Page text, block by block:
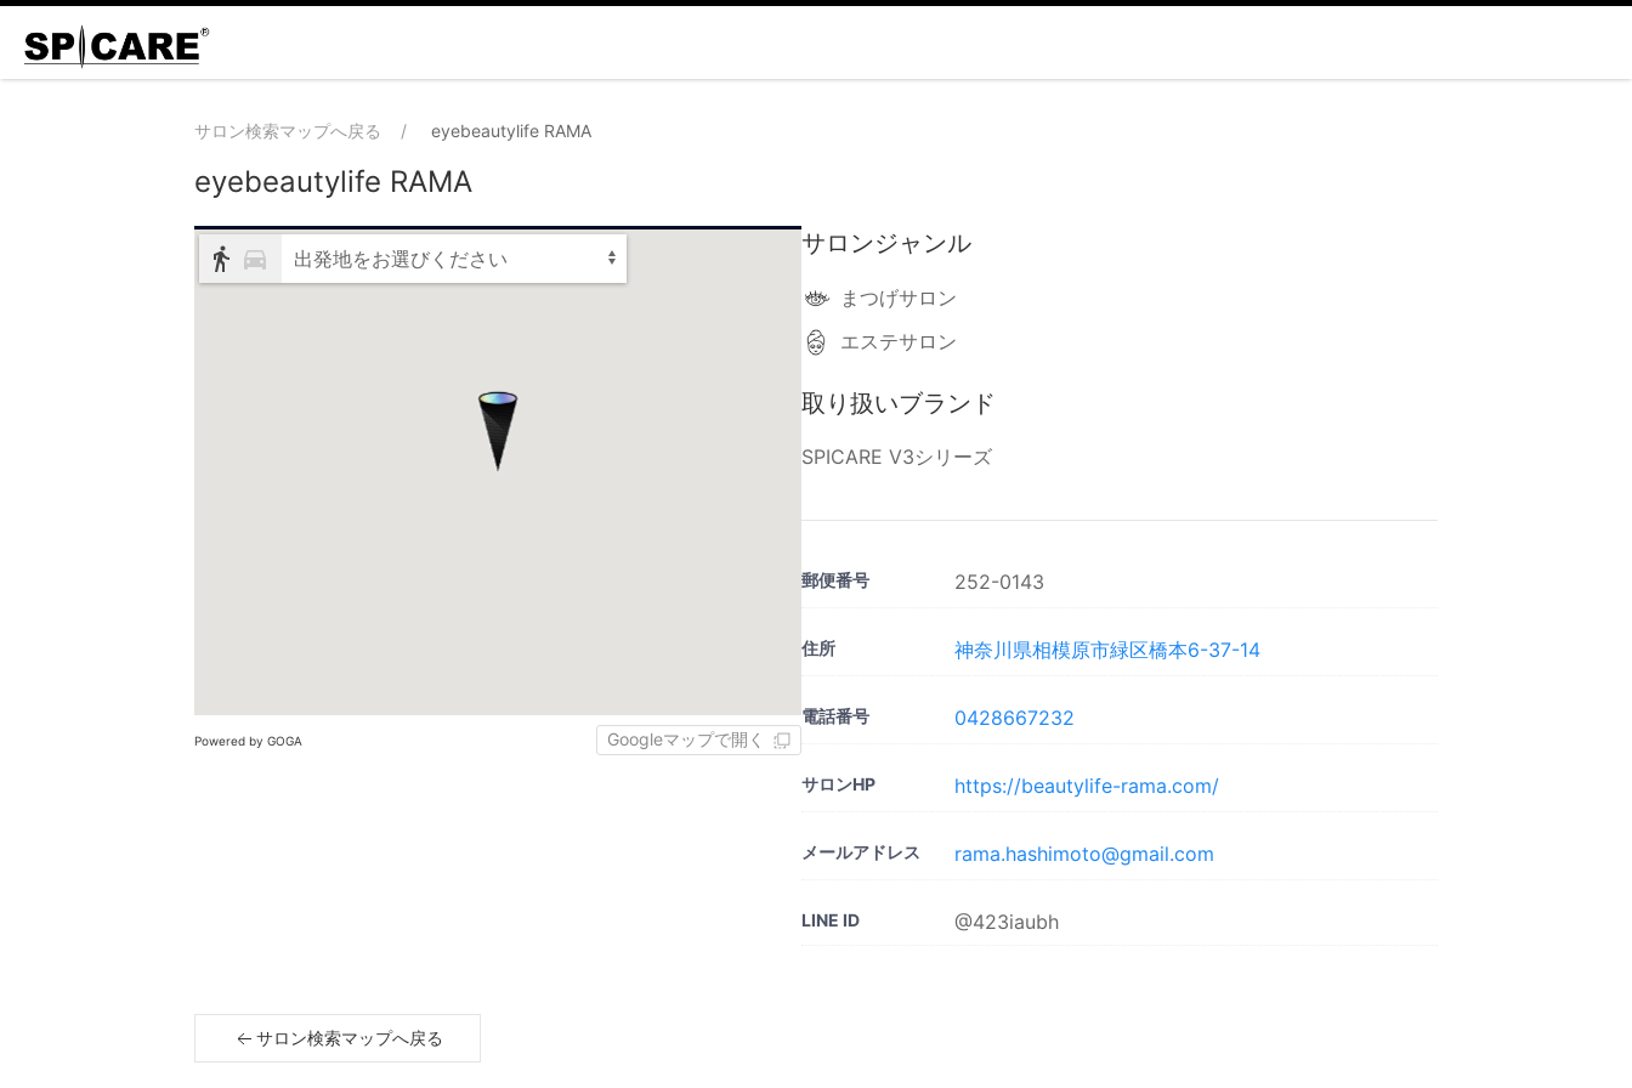
サロン検索マップへ戻る eyebeautylife RAMA
eyebeautylife RAMA
出発地をお選びください
Powered by GOGA Googleマップで開く
サロンジャンル
まつげサロン
エステサロン
取り扱いブランド
SPICARE V3シリーズ
郵便番号 252-0143
住所 神奈川県相模原市緑区橋本6-37-14
電話番号 0428667232
サロンHP https://beautylife-rama.com/
メールアドレス rama.hashimoto@gmail.com
LINE ID @423iaubh
サロン検索マップへ戻る